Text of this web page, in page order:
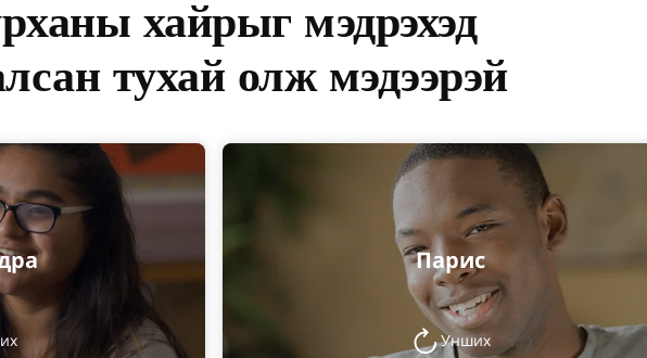
хайрыг мэдрэхэд
тухай олж мэдээрэй
Парис
Унших